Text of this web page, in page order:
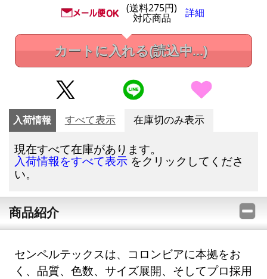
(送料275円)
対応商品 詳細
カートに入れる(読込中...)
入荷情報 すべて表示 在庫切のみ表示
現在すべて在庫があります。
入荷情報をすべて表示 をクリックしてくださ
い。
商品紹介
センペルテックスは、コロンビアに本拠をお
く、品質、色数、サイズ展開、そしてプロ採用